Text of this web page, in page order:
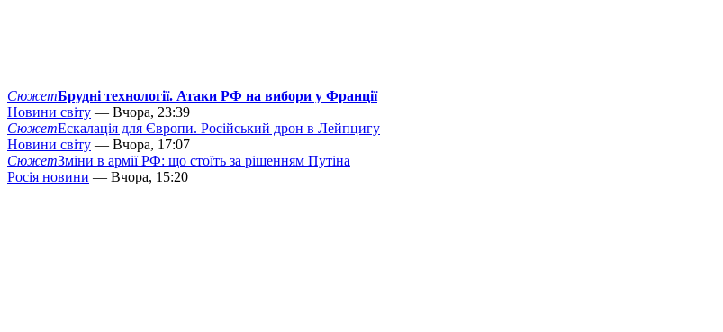
СюжетБрудні технології. Атаки РФ на вибори у Франції
Новини світу — Вчора, 23:39
СюжетЕскалація для Європи. Російський дрон в Лейпцигу
Новини світу — Вчора, 17:07
СюжетЗміни в армії РФ: що стоїть за рішенням Путіна
Росія новини — Вчора, 15:20